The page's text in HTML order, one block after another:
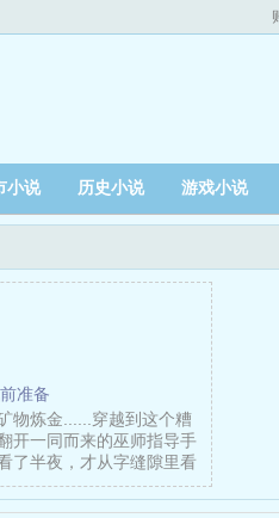
小说 历史小说 游戏小说
准备
物炼金......穿越到这个糟
开一同而来的巫师指导手
了半夜，才从字缝隙里看